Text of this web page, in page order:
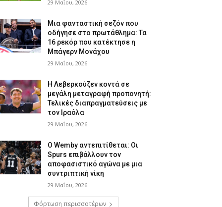
29 Μαΐου, 2026
Μια φανταστική σεζόν που
οδήγησε στο πρωτάθλημα: Τα
16 ρεκόρ που κατέκτησε η
Μπάγερν Μονάχου
29 Μαΐου, 2026
Η Λεβερκούζεν κοντά σε
μεγάλη μεταγραφή προπονητή:
Τελικές διαπραγματεύσεις με
τον Ιραόλα
29 Μαΐου, 2026
Ο Wemby αντεπιτίθεται: Οι
Spurs επιβάλλουν τον
αποφασιστικό αγώνα με μια
συντριπτική νίκη
29 Μαΐου, 2026
Φόρτωση περισσοτέρων